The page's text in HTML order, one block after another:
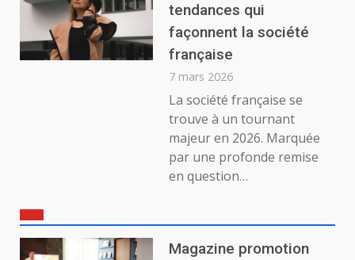
tendances qui
façonnent la société
française
7 mars 2026
La société française se
trouve à un tournant
majeur en 2026. Marquée
par une profonde remise
en question…
Magazine promotion